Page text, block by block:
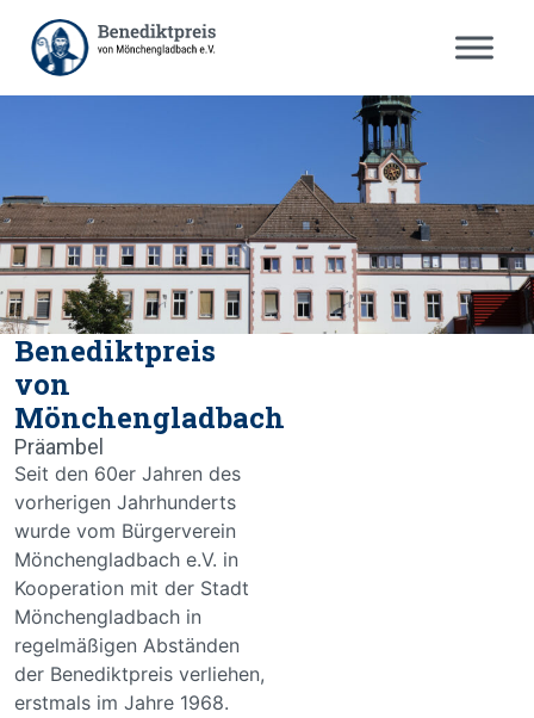
Benediktpreis
von
Mönchengladbach
Präambel
Seit den 60er Jahren des
vorherigen Jahrhunderts
wurde vom Bürgerverein
Mönchengladbach e.V. in
Kooperation mit der Stadt
Mönchengladbach in
regelmäßigen Abständen
der Benediktpreis verliehen,
erstmals im Jahre 1968.